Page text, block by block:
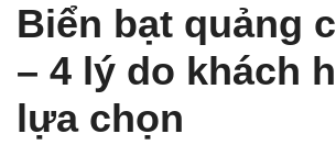
Biển bạt quảng
– 4 lý do khách
lựa chọn